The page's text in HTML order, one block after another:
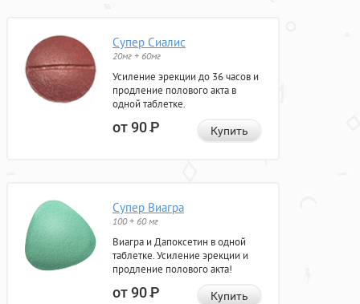
Супер Сиалис
20мг + 60мг
Усиление эрекции до 36 часов и
продление полового акта в
одной таблетке.
от 90Р Купить
Супер Виагра
100 + 60 мг
Виагра и Дапоксетин в одной
таблетке. Усиление эрекции и
продление полового акта!
от 90Р Купить